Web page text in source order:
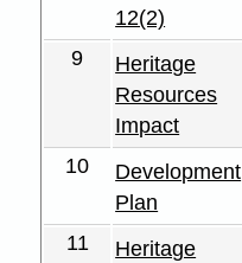
12(2)
9
Heritage
Resources
Impact
10
Development
Plan
11
Heritage